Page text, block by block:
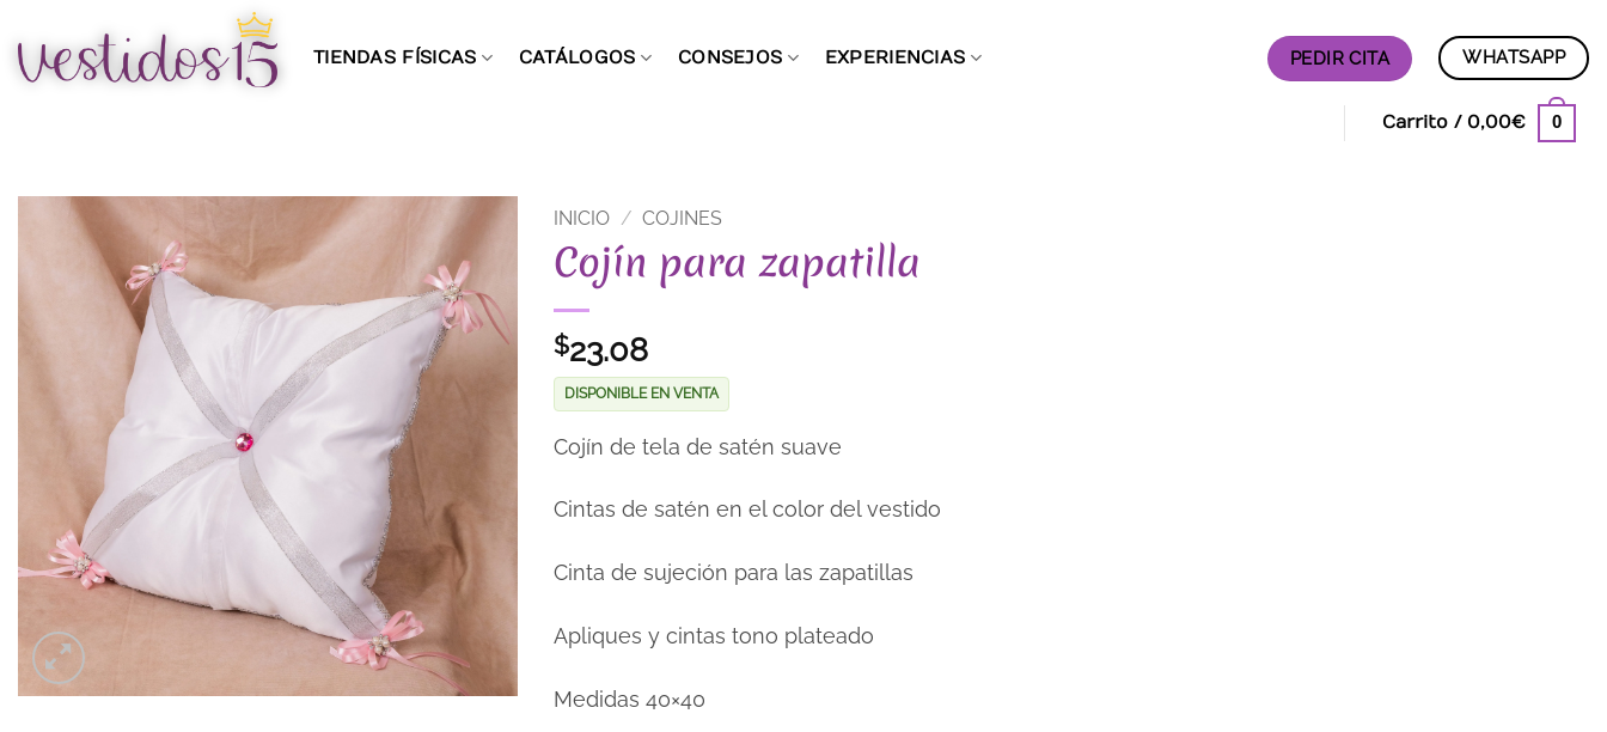
contenido
TIENDAS FÍSICAS CATÁLOGOS CONSEJOS EXPERIENCIAS PEDIR CITA WHATSAPP
Carrito / 0,00€ 0
INICIO / COJINES
Cojín para zapatilla
$23.08
DISPONIBLE EN VENTA
Cojín de tela de satén suave
Cintas de satén en el color del vestido
Cinta de sujeción para las zapatillas
Apliques y cintas tono plateado
Medidas 40×40